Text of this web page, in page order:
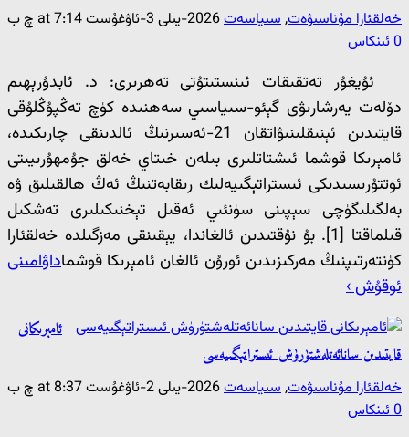
خەلقئارا مۇناسىۋەت,سىياسەت2026-يىلى 3-ئاۋغۇست at 7:14 چ ب
0 ئىنكاس
ئۇيغۇر تەتقىقات ئىنستىتۇتى تەھرىرى: د. ئابدۇرېھىم
دۆلەت يەرشارىۋى گېئو-سىياسىي سەھنىدە كۈچ تەڭپۇڭلۇقى
قايتىدىن ئېنىقلىنىۋاتقان 21-ئەسىرنىڭ ئالدىنقى چارىكىدە،
ئامېرىكا قوشما ئىشتاتلىرى بىلەن خىتاي خەلق جۇمھۇرىيىتى
ئوتتۇرىسىدىكى ئىستراتېگىيەلىك رىقابەتنىڭ ئەڭ ھالقىلىق ۋە
بەلگىلىگۈچى سېپىنى سۈنئىي ئەقىل تېخنىكىلىرى تەشكىل
قىلماقتا [1]. بۇ نۇقتىدىن ئالغاندا، يېقىنقى مەزگىلدە خەلقئارا
كۈنتەرتىپنىڭ مەركىزىدىن ئورۇن ئالغان ئامېرىكا قوشماداۋامىنى
ئوقۇش ›
ئامېرىكانى
قايتىدىن سانائەتلەشتۈرۈش ئىستراتېگىيەسى
خەلقئارا مۇناسىۋەت,سىياسەت2026-يىلى 2-ئاۋغۇست at 8:37 چ ب
0 ئىنكاس